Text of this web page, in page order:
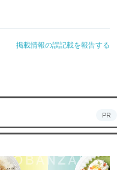
掲載情報の誤記載を報告する
PR